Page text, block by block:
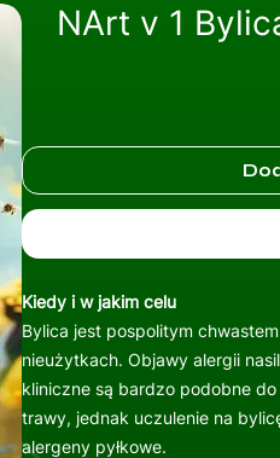
NArt v 1
Kiedy i w jakim celu
Bylica jest pospolitym
nieużytkach. Objawy alergii
kliniczne są bardzo podobne
trawy, jednak uczulenie na
alergeny pyłkowe.